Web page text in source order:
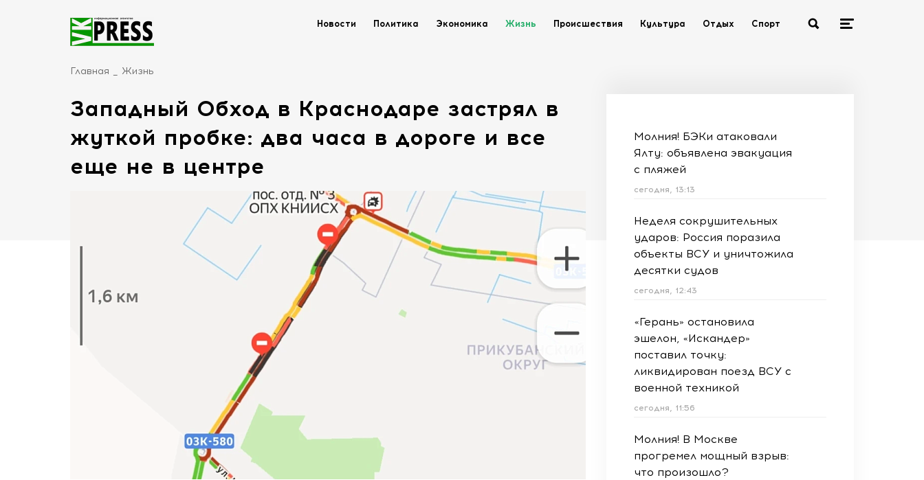
Новости Политика Экономика Жизнь Происшествия Культура Отдых Спорт
Главная Жизнь
Западный Обход в Краснодаре застрял в
жуткой пробке: два часа в дороге и все
еще не в центре
Молния! БЭКи атаковали
Ялту: объявлена эвакуация
с пляжей
сегодня, 13:13
Неделя сокрушительных
ударов: Россия поразила
объекты ВСУ и уничтожила
десятки судов
сегодня, 12:43
«Герань» остановила
эшелон, «Искандер»
поставил точку:
ликвидирован поезд ВСУ с
военной техникой
сегодня, 11:56
Молния! В Москве
прогремел мощный взрыв:
что произошло?